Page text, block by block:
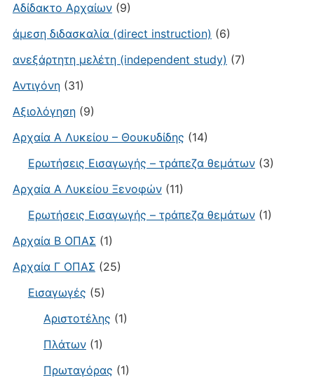
Αδίδακτο Αρχαίων(9)
άμεση διδασκαλία (direct instruction) (6)
ανεξάρτητη μελέτη (independent study) (7)
Αντιγόνη(31)
Αξιολόγηση(9)
Αρχαία Α Λυκείου – Θουκυδίδης (14)
Ερωτήσεις Εισαγωγής – τράπεζα θεμάτων(3)
Αρχαία Α Λυκείου Ξενοφών(11)
Ερωτήσεις Εισαγωγής – τράπεζα θεμάτων(1)
Αρχαία Β ΟΠΑΣ (1)
Αρχαία Γ ΟΠΑΣ (25)
Εισαγωγές (5)
Αριστοτέλης (1)
Πλάτων(1)
Πρωταγόρας (1)